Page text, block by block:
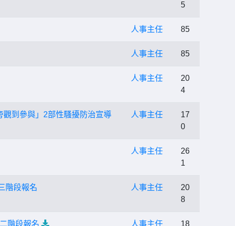
5
人事主任 85
人事主任 85
人事主任
20
4
到參與」2部性騷擾防治宣導
人事主任
17
0
人事主任
26
1
階段報名 人事主任
20
8
階段報名 人事主任 18